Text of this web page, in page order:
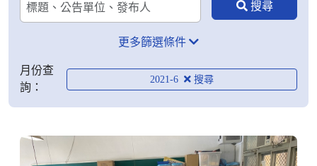
更多篩選條件
月份查
詢：
2021-6